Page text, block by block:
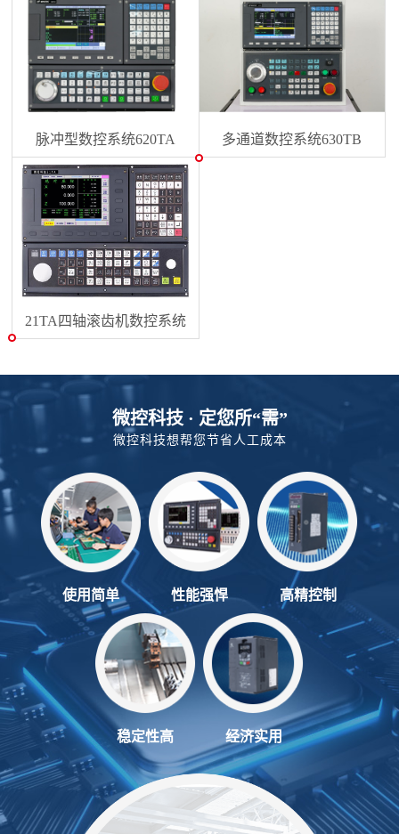
脉冲型数控系统620TA 多通道数控系统630TB
21TA四轴滚齿机数控系统
微控科技 · 定您所“需”
微控科技想帮您节省人工成本
使用简单 性能强悍 高精控制
稳定性高 经济实用